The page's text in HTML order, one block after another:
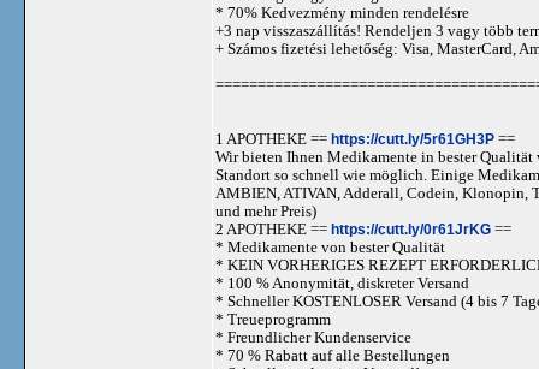
* 70% Kedvezmény minden rendelésre
+3 nap visszaszállítás! Rendeljen 3 vagy több
+ Számos fizetési lehetőség: Visa, MasterCard,
1 APOTHEKE == https://cutt.ly/5r61GH3P ==
Wir bieten Ihnen Medikamente in bester
Standort so schnell wie möglich. Einige
AMBIEN, ATIVAN, Adderall, Codein, Klonopin,
und mehr Preis)
2 APOTHEKE == https://cutt.ly/0r61JrKG ==
* Medikamente von bester Qualität
* KEIN VORHERIGES REZEPT
* 100 % Anonymität, diskreter Versand
* Schneller KOSTENLOSER Versand (4 bis 7
* Treueprogramm
* Freundlicher Kundenservice
* 70 % Rabatt auf alle Bestellungen